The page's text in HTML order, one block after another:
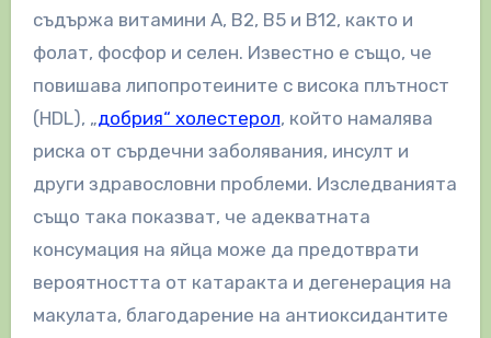
съдържа витамини А, В2, В5 и В12, както и
фолат, фосфор и селен. Известно е също, че
повишава липопротеините с висока плътност
(HDL), „добрия“ холестерол, който намалява
риска от сърдечни заболявания, инсулт и
други здравословни проблеми. Изследванията
също така показват, че адекватната
консумация на яйца може да предотврати
вероятността от катаракта и дегенерация на
макулата, благодарение на антиоксидантите